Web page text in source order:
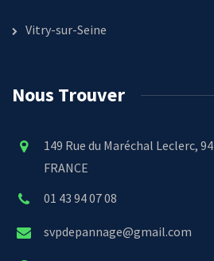
Vitry-sur-Seine
Nous Trouver
149 Rue du Maréchal Leclerc,
FRANCE
01 43 94 07 08
svpdepannage@gmail.com